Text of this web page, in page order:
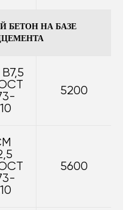
БЕТОН НА БАЗЕ
5200
5600